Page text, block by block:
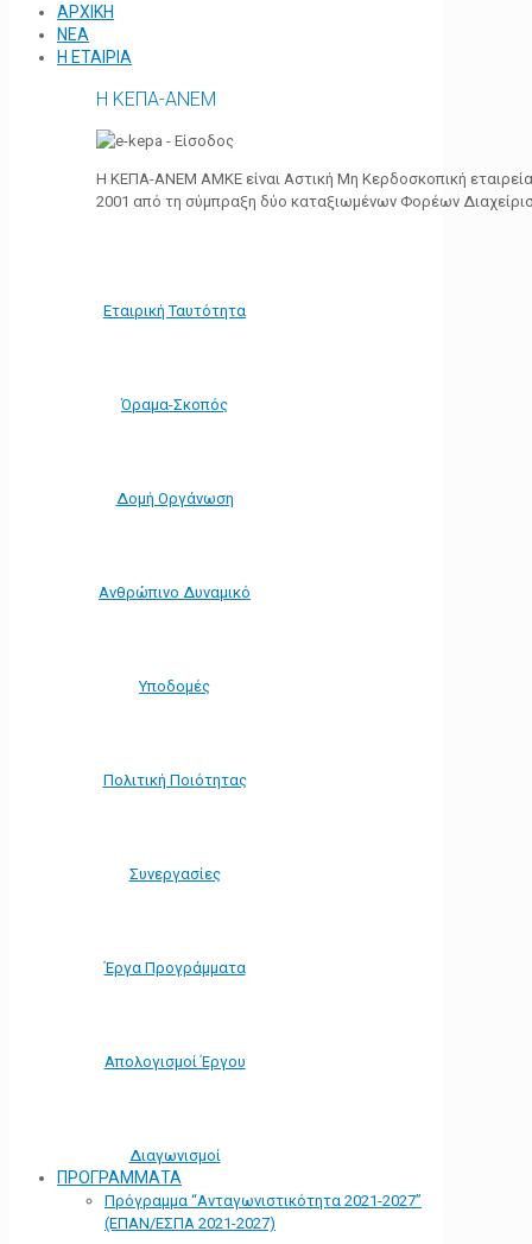
ΑΡΧΙΚΗ
ΝΕΑ
Η ΕΤΑΙΡΙΑ
Η ΚΕΠΑ-ΑΝΕΜ
Η ΚΕΠΑ-ΑΝΕΜ ΑΜΚΕ είναι Αστική Μη Κερδοσκοπική
2001 από τη σύμπραξη δύο καταξιωμένων Φορέων
Εταιρική Ταυτότητα
Όραμα-Σκοπός
Δομή Οργάνωση
Ανθρώπινο Δυναμικό
Υποδομές
Πολιτική Ποιότητας
Συνεργασίες
Έργα Προγράμματα
Απολογισμοί Έργου
Διαγωνισμοί
ΠΡΟΓΡΑΜΜΑΤΑ
Πρόγραμμα “Ανταγωνιστικότητα 2021-2027”
(ΕΠΑΝ/ΕΣΠΑ 2021-2027)